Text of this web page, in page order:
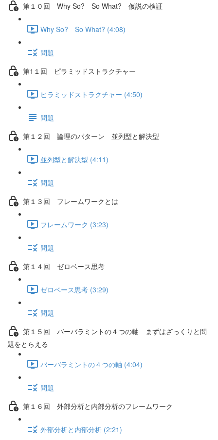
第１０回 Why So? So What? 仮説の検証
Why So? So What? (4:08)
問題
第1１回 ピラミッドストラクチャー
ピラミッドストラクチャー (4:50)
問題
第１２回 論理のパターン 並列型と解決型
並列型と解決型 (4:11)
問題
第１３回 フレームワークとは
フレームワーク (3:23)
問題
第１４回 ゼロベース思考
ゼロベース思考 (3:29)
問題
第１５回 バーバラミントの４つの軸 まずはざっくりと問
題をとらえる
バーバラミントの４つの軸 (4:04)
問題
第１６回 外部分析と内部分析のフレームワーク
外部分析と内部分析 (2:21)